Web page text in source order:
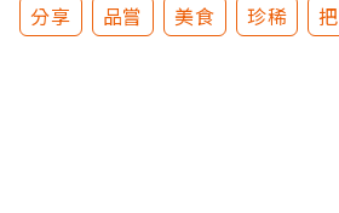
分享
品嘗 美食 珍稀